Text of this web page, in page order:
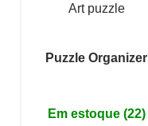
Art puzzle
Puzzle Organizer
Em estoque (22)